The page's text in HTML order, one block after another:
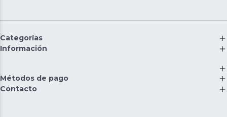
Categorías
Información
Métodos de pago
Contacto